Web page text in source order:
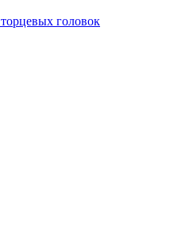
головок